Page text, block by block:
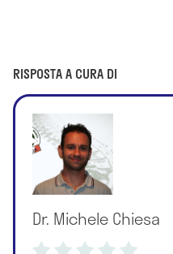
RISPOSTA A CURA DI
Dr. Michele Chiesa